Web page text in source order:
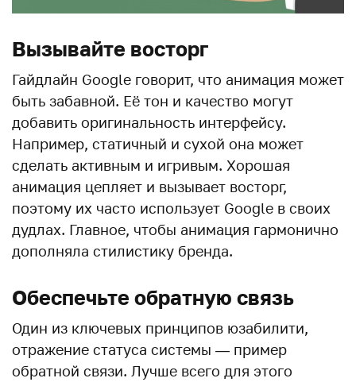
Вызывайте восторг
Гайдлайн Google говорит, что анимация может
быть забавной. Её тон и качество могут
добавить оригинальность интерфейсу.
Например, статичный и сухой она может
сделать активным и игривым. Хорошая
анимация цепляет и вызывает восторг,
поэтому их часто использует Google в своих
дудлах. Главное, чтобы анимация гармонично
дополняла стилистику бренда.
Обеспечьте обратную связь
Один из ключевых принципов юзабилити,
отражение статуса системы — пример
обратной связи. Лучше всего для этого